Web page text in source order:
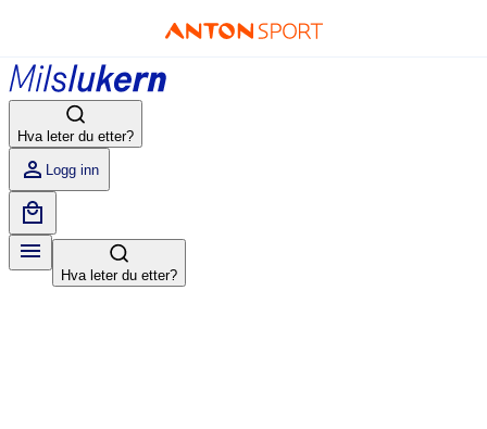
Hva leter du etter?
Logg inn
Hva leter du etter?